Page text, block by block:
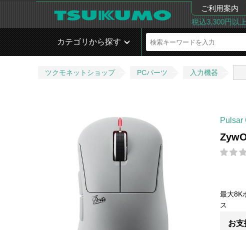
ご利用案内
税込3,300円以
カテゴリから探す
ツクモネットショップ PCパーツ 入力機器
Pulsar
最大8K
ス
お支